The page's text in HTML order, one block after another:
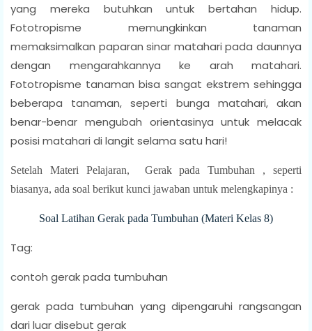
yang mereka butuhkan untuk bertahan hidup.
Fototropisme memungkinkan tanaman
memaksimalkan paparan sinar matahari pada daunnya
dengan mengarahkannya ke arah matahari.
Fototropisme tanaman bisa sangat ekstrem sehingga
beberapa tanaman, seperti bunga matahari, akan
benar-benar mengubah orientasinya untuk melacak
posisi matahari di langit selama satu hari!
Setelah Materi Pelajaran, Gerak pada Tumbuhan , seperti
biasanya, ada soal berikut kunci jawaban untuk melengkapinya :
Soal Latihan Gerak pada Tumbuhan (Materi Kelas 8)
Tag:
contoh gerak pada tumbuhan
gerak pada tumbuhan yang dipengaruhi rangsangan
dari luar disebut gerak